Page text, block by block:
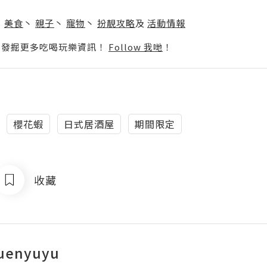
美食 丶 親子 丶 寵物 丶 扮靚攻略及 活動情報
掘更多吃喝玩樂資訊！ Follow 我哋 ！
櫻花蝦 日式居酒屋 期間限定
收藏